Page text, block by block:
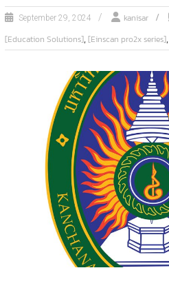
September 29, 2024 kanisar
[Education Solutions],[Einscan pro2x series],